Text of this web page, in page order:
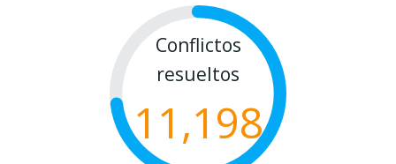
Conflictos
resueltos
11,198